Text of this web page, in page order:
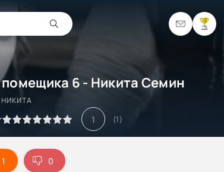
6 - Никита Семин
1 (1)
1
0